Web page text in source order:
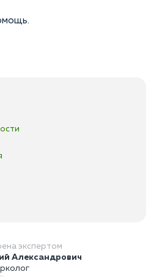
экспертом
Александрович